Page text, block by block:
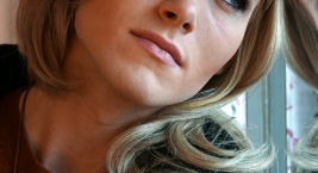
PSICHOLOGIJA
HOROSKOPAI
ASTROLOGIJA